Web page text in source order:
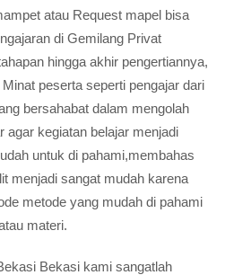
atau Request mapel bisa
di Gemilang Privat
hingga akhir pengertiannya,
peserta seperti pengajar dari
bersahabat dalam mengolah
agar kegiatan belajar menjadi
untuk di pahami,membahas
menjadi sangat mudah karena
metode yang mudah di pahami
materi.
Bekasi kami sangatlah